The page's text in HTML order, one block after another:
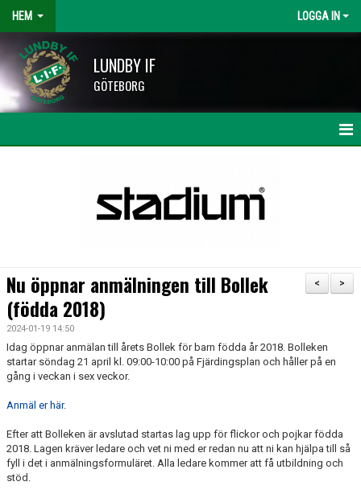
HEM LOGGA IN
LUNDBY IF
GÖTEBORG
HISINGSCUPEN
KLUBBSHOP
FÖRENINGSAKTIVITETER
OM KLUBBEN
SAMARBETSPARTNERS
KONTAKT
>
<
Nu öppnar anmälningen till Bollek
(födda 2018)
2024-01-19 14:50
Idag öppnar anmälan till årets Bollek för barn födda år 2018. Bolleken
startar söndag 21 april kl. 09:00-10:00 på Fjärdingsplan och håller på en
gång i veckan i sex veckor.
Anmäl er här.
Efter att Bolleken är avslutad startas lag upp för flickor och pojkar födda
2018. Lagen kräver ledare och vet ni med er redan nu att ni kan hjälpa till så
fyll i det i anmälningsformuläret. Alla ledare kommer att få utbildning och
stöd.